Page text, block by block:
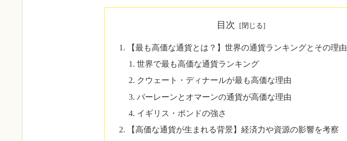
目次
【最も高価な通貨とは？】世界の通貨ランキングとその理由
世界で最も高価な通貨ランキング
クウェート・ディナールが最も高価な理由
バーレーンとオマーンの通貨が高価な理由
イギリス・ポンドの強さ
【高価な通貨が生まれる背景】経済力や資源の影響を考察